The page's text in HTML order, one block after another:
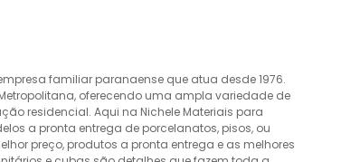
familiar paranaense que atua desde 1976.
oferecendo uma ampla variedade de
residencial. Aqui na Nichele Materiais para
a pronta entrega de porcelanatos, pisos, ou
preço, produtos a pronta entrega e as melhores